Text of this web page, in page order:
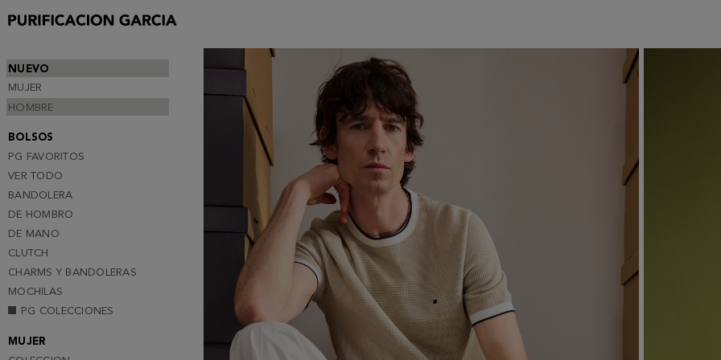
NUEVO
MUJER
HOMBRE
BOLSOS
PG FAVORITOS
VER TODO
BANDOLERA
DE HOMBRO
DE MANO
CLUTCH
CHARMS Y BANDOLERAS
MOCHILAS
PG COLECCIONES
MUJER